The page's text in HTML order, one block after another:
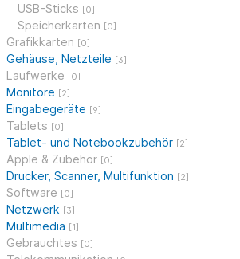
USB-Sticks [0]
Speicherkarten [0]
Grafikkarten [0]
Gehäuse, Netzteile [3]
Laufwerke [0]
Monitore [2]
Eingabegeräte [9]
Tablets [0]
Tablet- und Notebookzubehör [2]
Apple & Zubehör [0]
Drucker, Scanner, Multifunktion [2]
Software [0]
Netzwerk [3]
Multimedia [1]
Gebrauchtes [0]